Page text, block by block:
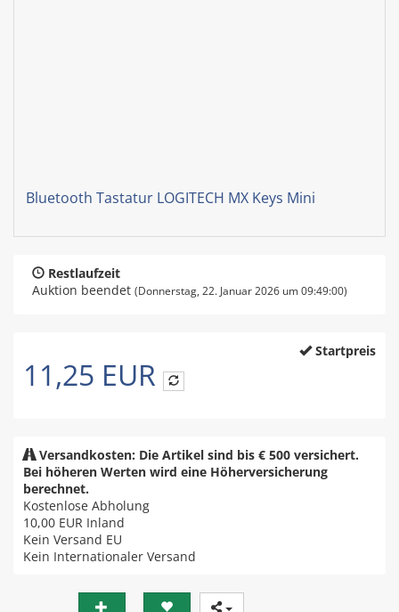
Bluetooth Tastatur LOGITECH MX Keys Mini
Restlaufzeit
Auktion beendet (Donnerstag, 22. Januar 2026 um 09:49:00)
Startpreis
11,25 EUR
Versandkosten: Die Artikel sind bis € 500 versichert.
Bei höheren Werten wird eine Höherversicherung
berechnet.
Kostenlose Abholung
10,00 EUR Inland
Kein Versand EU
Kein Internationaler Versand